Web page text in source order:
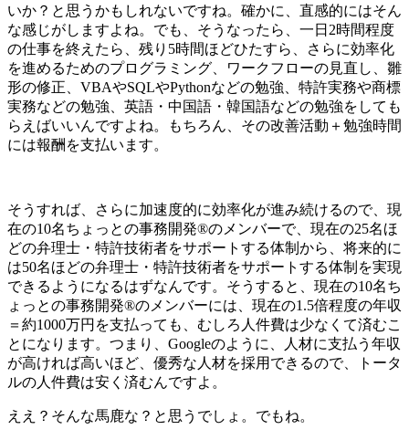
いか？と思うかもしれないですね。確かに、直感的にはそん
な感じがしますよね。でも、そうなったら、一日2時間程度
の仕事を終えたら、残り5時間ほどひたすら、さらに効率化
を進めるためのプログラミング、ワークフローの見直し、雛
形の修正、VBAやSQLやPythonなどの勉強、特許実務や商標
実務などの勉強、英語・中国語・韓国語などの勉強をしても
らえばいいんですよね。もちろん、その改善活動＋勉強時間
には報酬を支払います。
そうすれば、さらに加速度的に効率化が進み続けるので、現
在の10名ちょっとの事務開発®のメンバーで、現在の25名ほ
どの弁理士・特許技術者をサポートする体制から、将来的に
は50名ほどの弁理士・特許技術者をサポートする体制を実現
できるようになるはずなんです。そうすると、現在の10名ち
ょっとの事務開発®のメンバーには、現在の1.5倍程度の年収
＝約1000万円を支払っても、むしろ人件費は少なくて済むこ
とになります。つまり、Googleのように、人材に支払う年収
が高ければ高いほど、優秀な人材を採用できるので、トータ
ルの人件費は安く済むんですよ。
ええ？そんな馬鹿な？と思うでしょ。でもね。